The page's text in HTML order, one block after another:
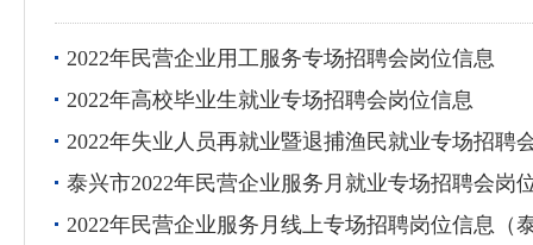
2022年民营企业用工服务专场招聘会岗位信息
2022年高校毕业生就业专场招聘会岗位信息
2022年失业人员再就业暨退捕渔民就业专场招聘
泰兴市2022年民营企业服务月就业专场招聘会岗
2022年民营企业服务月线上专场招聘岗位信息（